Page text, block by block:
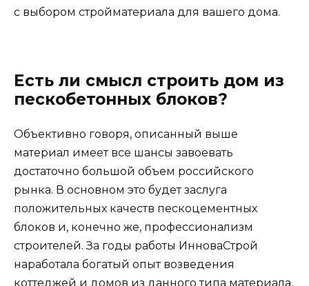
с выбором стройматериала для вашего дома.
Есть ли смысл строить дом из
пескобетонных блоков?
Объективно говоря, описанный выше
материал имеет все шансы завоевать
достаточно большой объем российского
рынка. В основном это будет заслуга
положительных качеств пескоцементных
блоков и, конечно же, профессионализм
строителей. За годы работы ИнноваСтрой
наработала богатый опыт возведения
коттеджей и домов из данного типа материала,